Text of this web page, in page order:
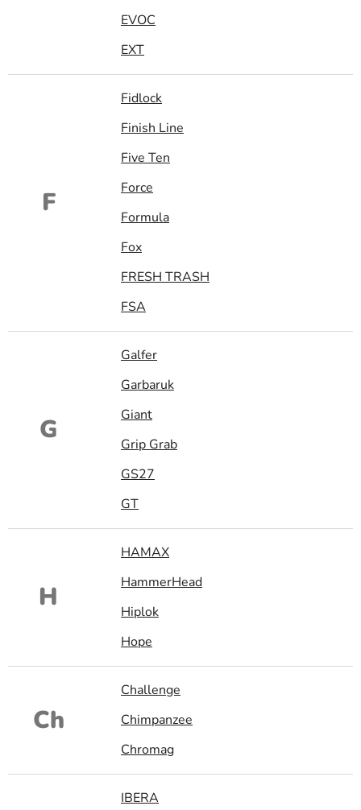
EVOC
EXT
F
Fidlock
Finish Line
Five Ten
Force
Formula
Fox
FRESH TRASH
FSA
G
Galfer
Garbaruk
Giant
Grip Grab
GS27
GT
H
HAMAX
HammerHead
Hiplok
Hope
Ch
Challenge
Chimpanzee
Chromag
IBERA